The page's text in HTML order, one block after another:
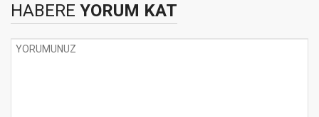
HABERE YORUM KAT